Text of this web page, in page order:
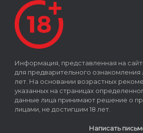
Информация, представленная на
для предварительного ознакомления
лет. На основании возрастных
указанных на страницах
данные лица принимают решение о
лицами, не достигшим 18 лет.
Написать